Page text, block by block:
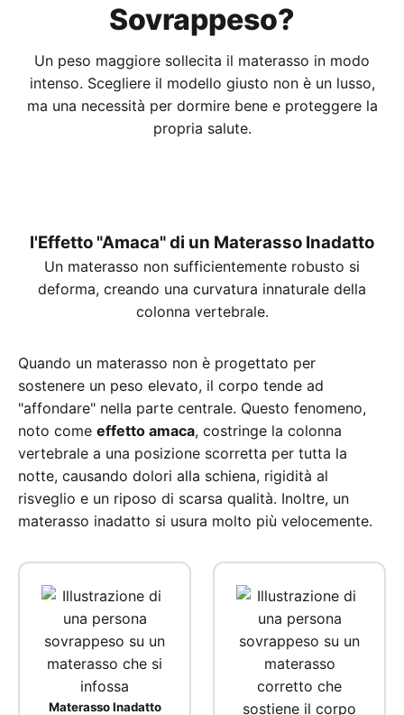
Sovrappeso?
Un peso maggiore sollecita il materasso in modo
intenso. Scegliere il modello giusto non è un lusso,
ma una necessità per dormire bene e proteggere la
propria salute.
l'Effetto "Amaca" di un Materasso Inadatto
Un materasso non sufficientemente robusto si
deforma, creando una curvatura innaturale della
colonna vertebrale.
Quando un materasso non è progettato per
sostenere un peso elevato, il corpo tende ad
"affondare" nella parte centrale. Questo fenomeno,
noto come effetto amaca, costringe la colonna
vertebrale a una posizione scorretta per tutta la
notte, causando dolori alla schiena, rigidità al
risveglio e un riposo di scarsa qualità. Inoltre, un
materasso inadatto si usura molto più velocemente.
Materasso Inadatto